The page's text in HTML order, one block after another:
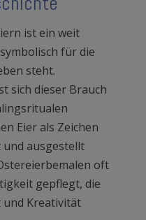
ist ein weit
für die
steht.
sich dieser Brauch
Eier als Zeichen
ausgestellt
oft
gepflegt, die
und Kreativität